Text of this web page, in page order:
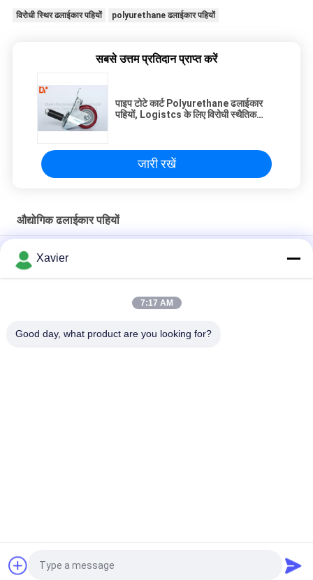
विरोधी स्थिर ढलाईकार पहियों polyurethane ढलाईकार पहियों
सबसे उत्तम प्रतिदान प्राप्त करें
पाइप टोटे कार्ट Polyurethane ढलाईकार
पहियों, Logistcs के लिए विरोधी स्थैतिक
जारी रखें
औद्योगिक ढलाईकार पहियों
भारी कर्तव्य नायलॉन 4 इंच कुंडा कतरनी दुबला पाइप उपकरण के लिए सरल डिजाइन
चलती उत्पाद के लिए पुश कार्ट ट्रॉली 130mm ऊँचाई के लिए नायलॉन औद्योगिक
Xavier
7:17 AM
Good day, what product are you looking for?